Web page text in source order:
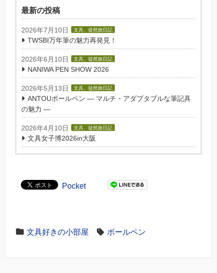
最新の投稿
2026年7月10日 文具、徒然旅日記
TWSBI万年筆の魅力再発見！
2026年6月10日 文具、徒然旅日記
NANIWA PEN SHOW 2026
2026年5月13日 文具、徒然旅日記
ANTOUボールペン — マルチ・アダプタブルな筆記具
の魅力 —
2026年4月10日 文具、徒然旅日記
文具女子博2026in大阪
Pocket
文具好きの小部屋 ボールペン